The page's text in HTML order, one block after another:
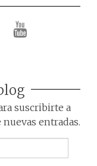
suscribirte a
entradas.